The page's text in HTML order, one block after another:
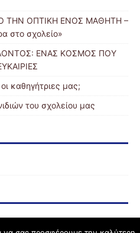
ΤΗΝ ΟΠΤΙΚΗ ΕΝΟΣ ΜΑΘΗΤΗ –
στο σχολείο»
ΕΝΑΣ ΚΟΣΜΟΣ ΠΟΥ
οι καθηγήτριες μας;
του σχολείου μας